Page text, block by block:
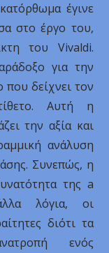
έγινε
στο έργο του,
του Vivaldi.
για την
που δείχνει τον
Αυτή η
την αξία και
ανάλυση
Συνεπώς, η
της a
λόγια, οι
διότι τα
ενός